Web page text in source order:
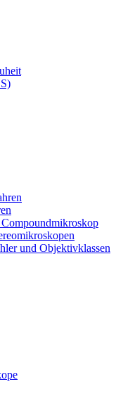
und Objektivklassen